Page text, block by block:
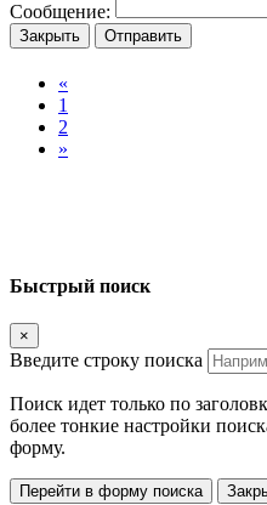
Сообщение:
Закрыть Отправить
«
1
2
»
Быстрый поиск
×
Введите строку поиска
Поиск идет только по
более тонкие настройки
форму.
Перейти в форму поиска